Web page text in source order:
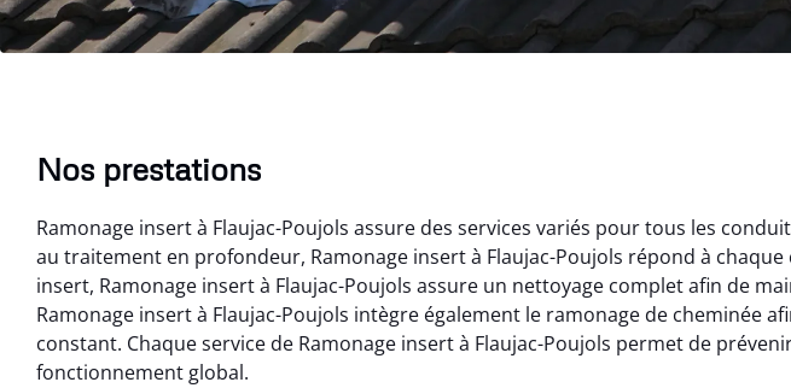
Nos prestations
Ramonage insert à Flaujac-Poujols assure des services variés pour tous les
au traitement en profondeur, Ramonage insert à Flaujac-Poujols répond à
insert, Ramonage insert à Flaujac-Poujols assure un nettoyage complet afin de
Ramonage insert à Flaujac-Poujols intègre également le ramonage de cheminée
constant. Chaque service de Ramonage insert à Flaujac-Poujols permet de
fonctionnement global.